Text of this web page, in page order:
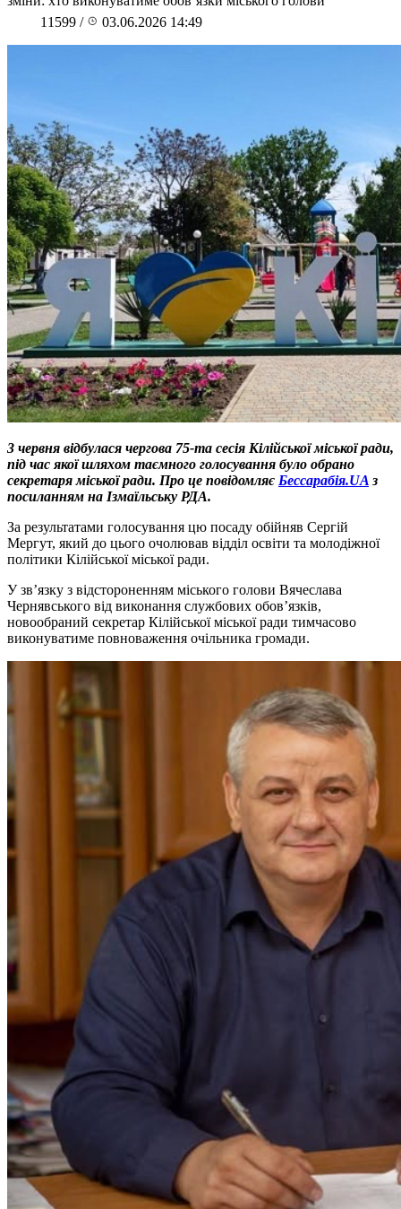
11599 / 03.06.2026 14:49
3 червня відбулася чергова 75-та сесія Кілійської міської ради,
під час якої шляхом таємного голосування було обрано
секретаря міської ради. Про це повідомляє Бессарабія.UA з
посиланням на Ізмаїльську РДА.
За результатами голосування цю посаду обійняв Сергій
Мергут, який до цього очолював відділ освіти та молодіжної
політики Кілійської міської ради.
У зв’язку з відстороненням міського голови Вячеслава
Чернявського від виконання службових обов’язків,
новообраний секретар Кілійської міської ради тимчасово
виконуватиме повноваження очільника громади.